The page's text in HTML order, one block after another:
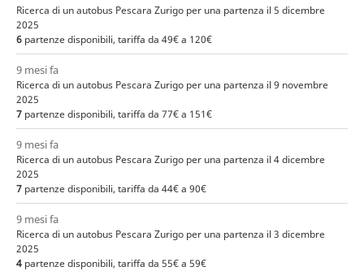
Ricerca di un autobus Pescara Zurigo per una partenza il 5 dicembre
2025
6 partenze disponibili, tariffa da 49€ a 120€
9 mesi fa
Ricerca di un autobus Pescara Zurigo per una partenza il 9 novembre
2025
7 partenze disponibili, tariffa da 77€ a 151€
9 mesi fa
Ricerca di un autobus Pescara Zurigo per una partenza il 4 dicembre
2025
7 partenze disponibili, tariffa da 44€ a 90€
9 mesi fa
Ricerca di un autobus Pescara Zurigo per una partenza il 3 dicembre
2025
4 partenze disponibili, tariffa da 55€ a 59€